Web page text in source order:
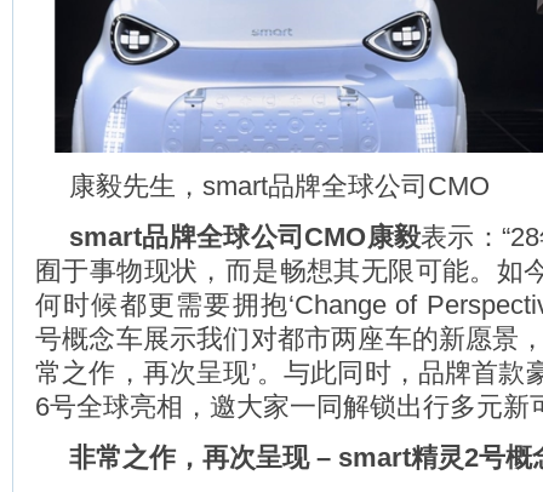
康毅先生，smart品牌全球公司CMO
smart品牌全球公司 CMO康毅表示：
囿于事物现状，而是畅想其无限可能。如
何时候都更需要拥抱‘Change of
号概念车展示我们对都市两座车的新愿景
常之作，再次呈现’。与此同时，品牌首款
6号全球亮相，邀大家一同解锁出行多元新
非常之作，再次呈现 – smart精灵2号概